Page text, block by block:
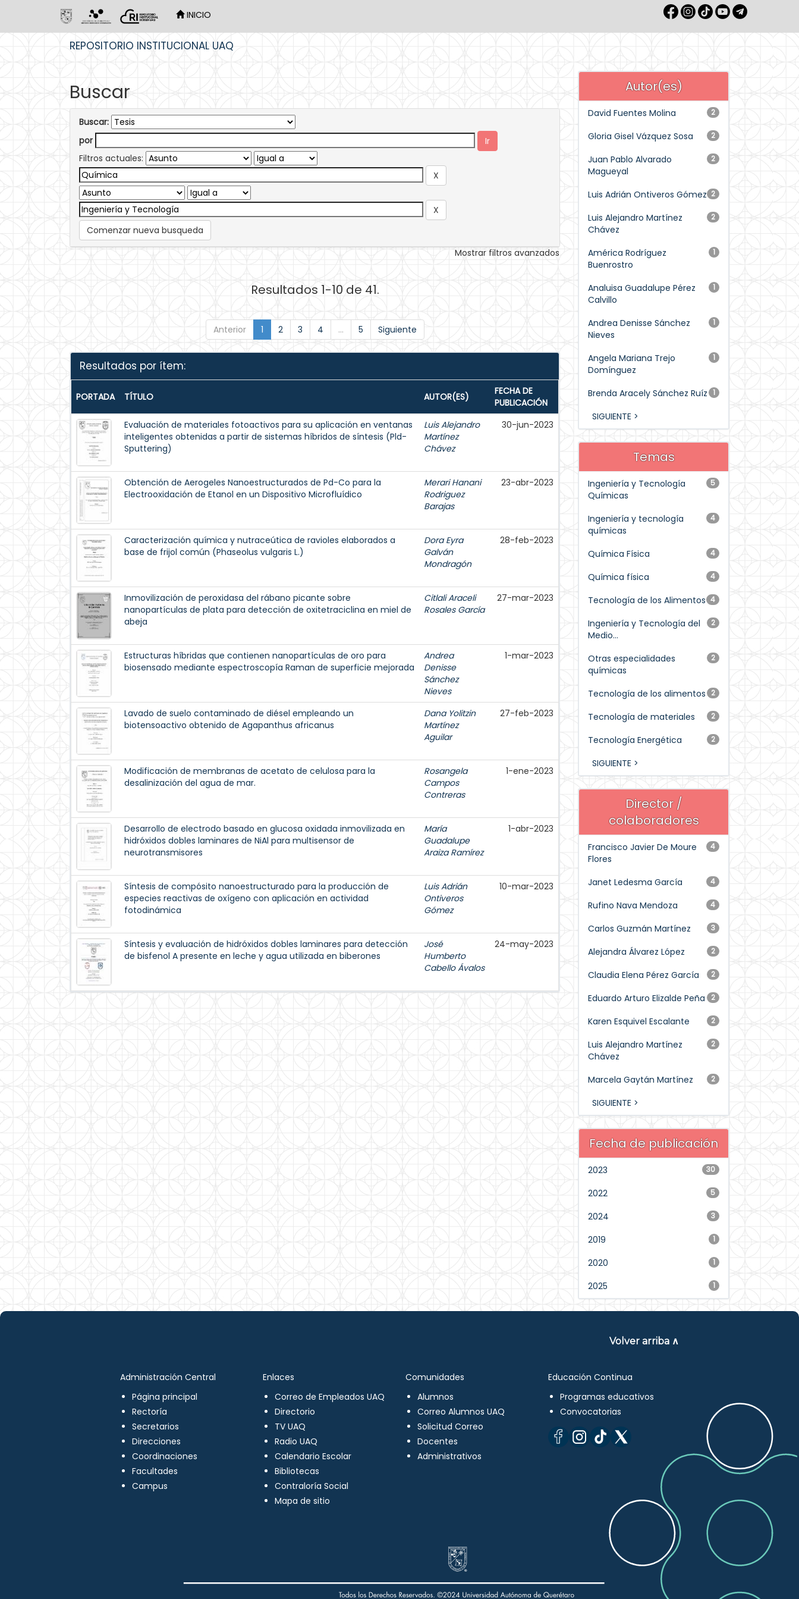
INICIO
REPOSITORIO INSTITUCIONAL UAQ
Buscar
Buscar:
por
Filtros actuales:
Comenzar nueva busqueda
Mostrar filtros avanzados
Resultados 1-10 de 41.
Anterior 1 2 3 4 ... 5 Siguiente
Resultados por ítem:
PORTADA TÍTULO AUTOR(ES)
FECHA DE
PUBLICACIÓN
Evaluación de materiales fotoactivos para su aplicación en ventanas
inteligentes obtenidas a partir de sistemas híbridos de síntesis (Pld-
Sputtering)
Luis Alejandro
Martínez
Chávez
30-jun-2023
Obtención de Aerogeles Nanoestructurados de Pd-Co para la
Electrooxidación de Etanol en un Dispositivo Microfluídico
Merari Hanani
Rodriguez
Barajas
23-abr-2023
Caracterización química y nutraceútica de ravioles elaborados a
base de frijol común (Phaseolus vulgaris L.)
Dora Eyra
Galván
Mondragón
28-feb-2023
Inmovilización de peroxidasa del rábano picante sobre
nanopartículas de plata para detección de oxitetraciclina en miel de
abeja
Citlali Araceli
Rosales García
27-mar-2023
Estructuras híbridas que contienen nanopartículas de oro para
biosensado mediante espectroscopía Raman de superficie mejorada
Andrea
Denisse
Sánchez
Nieves
1-mar-2023
Lavado de suelo contaminado de diésel empleando un
biotensoactivo obtenido de Agapanthus africanus
Dana Yolitzin
Martínez
Aguilar
27-feb-2023
Modificación de membranas de acetato de celulosa para la
desalinización del agua de mar.
Rosangela
Campos
Contreras
1-ene-2023
Desarrollo de electrodo basado en glucosa oxidada inmovilizada en
hidróxidos dobles laminares de NiAl para multisensor de
neurotransmisores
María
Guadalupe
Araiza Ramírez
1-abr-2023
Síntesis de compósito nanoestructurado para la producción de
especies reactivas de oxígeno con aplicación en actividad
fotodinámica
Luis Adrián
Ontiveros
Gómez
10-mar-2023
Síntesis y evaluación de hidróxidos dobles laminares para detección
de bisfenol A presente en leche y agua utilizada en biberones
José
Humberto
Cabello Ávalos
24-may-2023
Autor(es)
2
David Fuentes Molina
2
Gloria Gisel Vázquez Sosa
2
Juan Pablo Alvarado
Magueyal
2
Luis Adrián Ontiveros Gómez
2
Luis Alejandro Martínez
Chávez
1
América Rodríguez
Buenrostro
1
Analuisa Guadalupe Pérez
Calvillo
1
Andrea Denisse Sánchez
Nieves
1
Angela Mariana Trejo
Domínguez
1
Brenda Aracely Sánchez Ruíz
SIGUIENTE >
Temas
5
Ingeniería y Tecnología
Químicas
4
Ingeniería y tecnología
químicas
4
Química Física
4
Química física
4
Tecnología de los Alimentos
2
Ingeniería y Tecnología del
Medio...
2
Otras especialidades
químicas
2
Tecnología de los alimentos
2
Tecnología de materiales
2
Tecnología Energética
SIGUIENTE >
Director /
colaboradores
4
Francisco Javier De Moure
Flores
4
Janet Ledesma García
4
Rufino Nava Mendoza
3
Carlos Guzmán Martínez
2
Alejandra Álvarez López
2
Claudia Elena Pérez García
2
Eduardo Arturo Elizalde Peña
2
Karen Esquivel Escalante
2
Luis Alejandro Martínez
Chávez
2
Marcela Gaytán Martínez
SIGUIENTE >
Fecha de publicación
30
2023
5
2022
3
2024
1
2019
1
2020
1
2025
Volver arriba ∧
Administración Central
Página principal
Rectoría
Secretarios
Direcciones
Coordinaciones
Facultades
Campus
Enlaces
Correo de Empleados UAQ
Directorio
TV UAQ
Radio UAQ
Calendario Escolar
Bibliotecas
Contraloría Social
Mapa de sitio
Comunidades
Alumnos
Correo Alumnos UAQ
Solicitud Correo
Docentes
Administrativos
Educación Continua
Programas educativos
Convocatorias